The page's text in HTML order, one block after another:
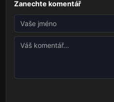
Zanechte komentář